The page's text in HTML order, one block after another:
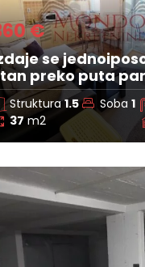
€
se
preko puta
Struktura1.5 Soba1
37m2